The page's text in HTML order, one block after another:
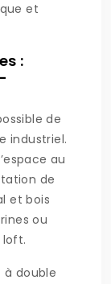
et
:
de
industriel.
au
de
et bois
ou
à double